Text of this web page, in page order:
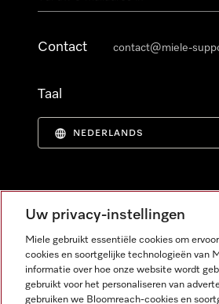
Contact contact@miele-
Taal
NEDERLANDS
Uw privacy-instellingen
Miele gebruikt essentiële cookies om
cookies en soortgelijke technologieën van
informatie over hoe onze website wordt
gebruikt voor het personaliseren van
gebruiken we Bloomreach-cookies en